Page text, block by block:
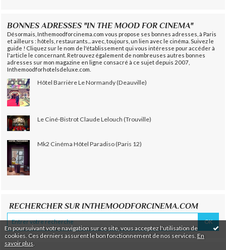
En poursuivant votre navigation sur ce site, vous acceptez l'utilisation de
cookies. Ces derniers assurent le bon fonctionnement de nos services. En
savoir plus
BONNES ADRESSES "IN THE MOOD FOR CINEMA"
Désormais, Inthemoodforcinema.com vous propose ses bonnes adresses, à Paris
et ailleurs : hôtels, restaurants... avec, toujours, un lien avec le cinéma. Suivez le
guide ! Cliquez sur le nom de l'établissement qui vous intéresse pour accéder à
l'article le concernant. Retrouvez également de nombreuses autres bonnes
adresses sur mon magazine en ligne consacré à ce sujet depuis 2007,
Inthemoodforhotelsdeluxe.com.
Hôtel Barrière Le Normandy (Deauville)
Le Ciné-Bistrot Claude Lelouch (Trouville)
Mk2 Cinéma Hôtel Paradiso (Paris 12)
RECHERCHER SUR INTHEMOODFORCINEMA.COM